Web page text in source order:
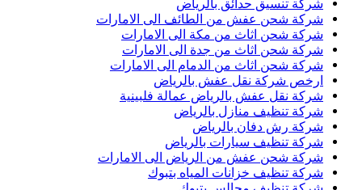
شركة تنسيق حدائق بالرياض
شركة شحن عفش من الطائف الى الامارات
شركة شحن اثاث من مكة الى الامارات
شركة شحن اثاث من جدة الى الامارات
شركة شحن اثاث من الدمام الى الامارات
ارخص شركة نقل عفش بالرياض
شركة نقل عفش بالرياض عمالة فلبينية
شركة تنظيف منازل بالرياض
شركة رش دفان بالرياض
شركة تنظيف سيارات بالرياض
شركة شحن عفش من الرياض الى الامارات
شركة تنظيف خزانات المياه بتبوك